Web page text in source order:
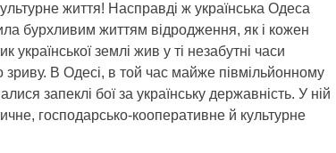
життя! Насправді ж українська Одеса
бурхливим життям відродження, як і кожен
української землі жив у ті незабутні часи
зриву. В Одесі, в той час майже півмільйонному
запеклі бої за українську державність. У ній
господарсько-кооперативне й культурне